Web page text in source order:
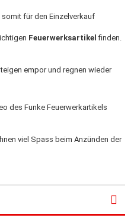
für den Einzelverkauf
Feuerwerksartikelfinden.
empor und regnen wieder
des Funke Feuerwerkartikels
viel Spass beim Anzünden der